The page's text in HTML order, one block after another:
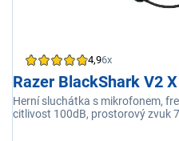
4,96x
Razer BlackShark V2 X
Herní sluchátka s mikrofonem,
citlivost 100dB, prostorový zvuk